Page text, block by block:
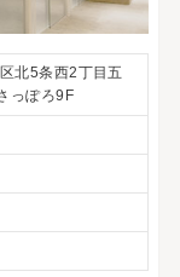
北5条西2丁目五
っぽろ9F